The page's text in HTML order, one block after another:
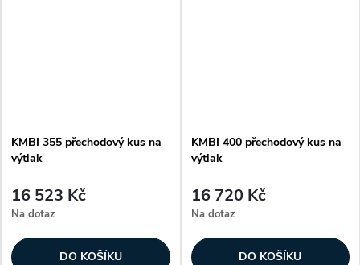
KMBI 355 přechodový kus na
výtlak
16 523 Kč
Na dotaz
DO KOŠÍKU
KMBI 400 přechodový kus na
výtlak
16 720 Kč
Na dotaz
DO KOŠÍKU